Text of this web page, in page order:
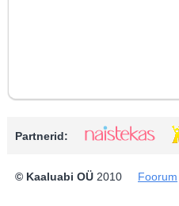
Partnerid:
© Kaaluabi OÜ 2010 Foorum